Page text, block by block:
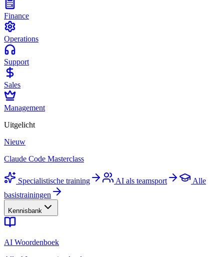
Finance
Operations
Support
Sales
Management
Uitgelicht
Nieuw
Claude Code Masterclass
Specialistische training AI als teamsport
Alle
basistrainingen
Kennisbank
AI Woordenboek